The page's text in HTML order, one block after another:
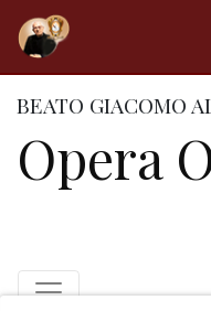
BEATO GIACOMO
Opera